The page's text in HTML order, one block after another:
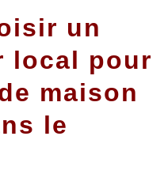
un
local pour
maison
le